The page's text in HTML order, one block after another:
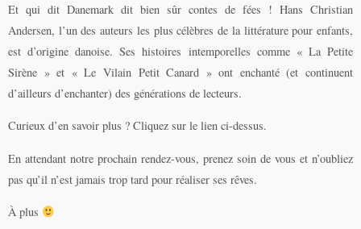
Et qui dit Danemark dit bien sûr contes de fées ! Hans Christian
Andersen, l’un des auteurs les plus célèbres de la littérature pour enfants,
est d’origine danoise. Ses histoires intemporelles comme « La Petite
Sirène » et « Le Vilain Petit Canard » ont enchanté (et continuent
d’ailleurs d’enchanter) des générations de lecteurs.
Curieux d’en savoir plus ? Cliquez sur le lien ci-dessus.
En attendant notre prochain rendez-vous, prenez soin de vous et n’oubliez
pas qu’il n’est jamais trop tard pour réaliser ses rêves.
À plus